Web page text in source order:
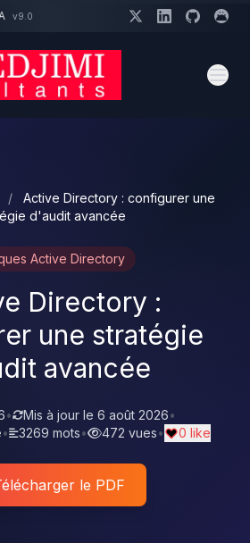
v9.0
/
Active Directory : configurer une
d'audit avancée
Active Directory
Directory :
une stratégie
avancée
• Mis à jour le 6 août 2026•
• 3269 mots• 472 vues• 0 like
le PDF
?